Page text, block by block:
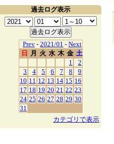
過去ログ表示
Prev - 2021/01 - Next
日
月 火 水 木 金 土
1
2
3
4 5 6 7 8
9
10 11 12 13 14 15 16
17 18 19 20 21 22 23
24 25 26 27 28 29 30
31
カテゴリで表示